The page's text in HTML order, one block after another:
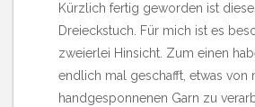
Kürzlich fertig geworden ist
Dreieckstuch. Für mich ist es
zweierlei Hinsicht. Zum einen
endlich mal geschafft, etwas von
handgesponnenen Garn zu